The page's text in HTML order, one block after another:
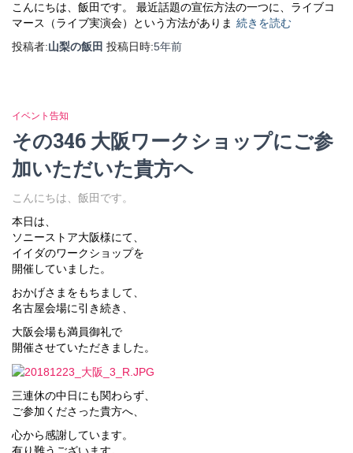
こんにちは、飯田です。 最近話題の宣伝方法の一つに、ライブコ
マース（ライブ実演会）という方法がありま 続きを読む
投稿者:山梨の飯田 投稿日時:5年前
イベント告知
その346 大阪ワークショップにご参
加いただいた貴方ヘ
こんにちは、飯田です。
本日は、
ソニーストア大阪様にて、
イイダのワークショップを
開催していました。
おかげさまをもちまして、
名古屋会場に引き続き、
大阪会場も満員御礼で
開催させていただきました。
三連休の中日にも関わらず、
ご参加くださった貴方へ、
心から感謝しています。